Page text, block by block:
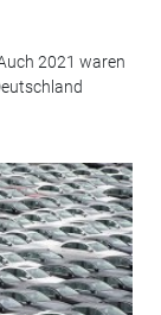
2021 waren